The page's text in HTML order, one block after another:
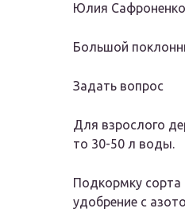
Юлия Сафроненко
Большой
Задать вопрос
Для взрослого
то 30-50 л воды.
Подкормку
удобрение с